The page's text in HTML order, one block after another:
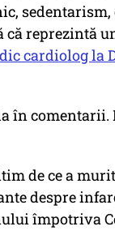
sedentarism,
că reprezintă
cardiolog la
în comentarii.
de ce a
despre
împotriva